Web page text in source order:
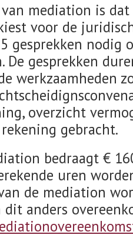
mediation is
voor de
gesprekken nodig
De gesprekken
werkzaamheden
overzicht
gebracht.
bedraagt €
uren
de mediation
anders